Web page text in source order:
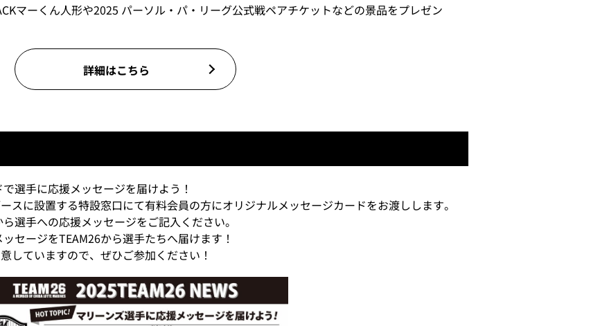
マーくん人形や2025 パーソル・パ・リーグ公式戦ペアチケットなどの景品をプレゼン
詳細はこちら
選手に応援メッセージを届けよう！
スに設置する特設窓口にて有料会員の方にオリジナルメッセージカードをお渡しします。
選手への応援メッセージをご記入ください。
セージをTEAM26から選手たちへ届けます！
していますので、ぜひご参加ください！